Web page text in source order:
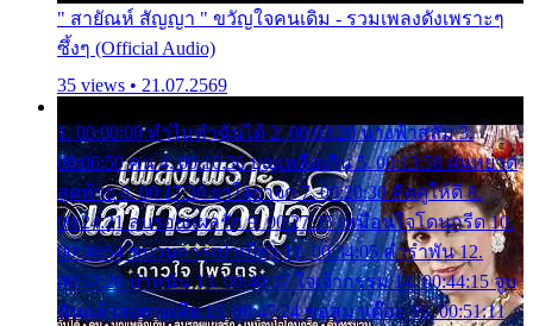
" สายัณห์ สัญญา " ขวัญใจคนเดิม - รวมเพลงดังเพราะๆ
ซึ้งๆ (Official Audio)
35 views • 21.07.2569
1. 00:00:00 ทำไมทำฉันได้ 2. 00:03:20 นางฟ้าสลัม 3.
00:06:50 คน 4. 00:10:36 บุญเหลือเกิน 5. 00:13:58 ฝนหยาด
สุดท้าย 6. 00:17:30 ยาใจยาจก 7. 00:20:30 คิดดูให้ดี 8.
00:24:21 ลบรอยแผลรัก 9. 00:27:35 เหมือนใจโดนกรีด 10.
00:30:54 ขบวนการเปาเปียว 11. 00:34:05 คำรำพัน 12.
00:37:20 ปาหนัน 13. 00:40:37 ใจเจ้ากรรม 14. 00:44:15 จูบ
ฉันแล้วจงตายเสีย 15. 00:47:24 ขอสูมาเต๊อะ 16. 00:51:11